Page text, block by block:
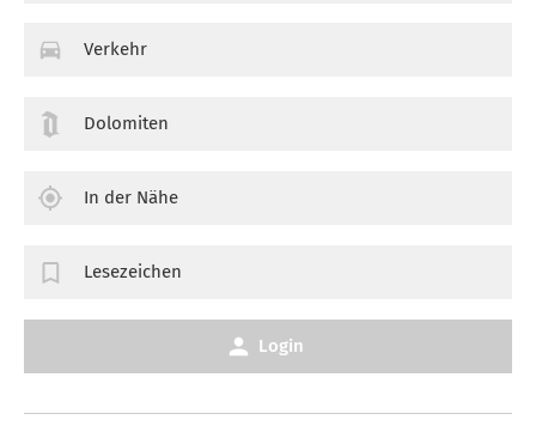
Verkehr
Dolomiten
In der Nähe
Lesezeichen
Login